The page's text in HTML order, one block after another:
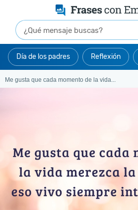
Día de los padres Reflexión
Me gusta que cada momento de la vida...